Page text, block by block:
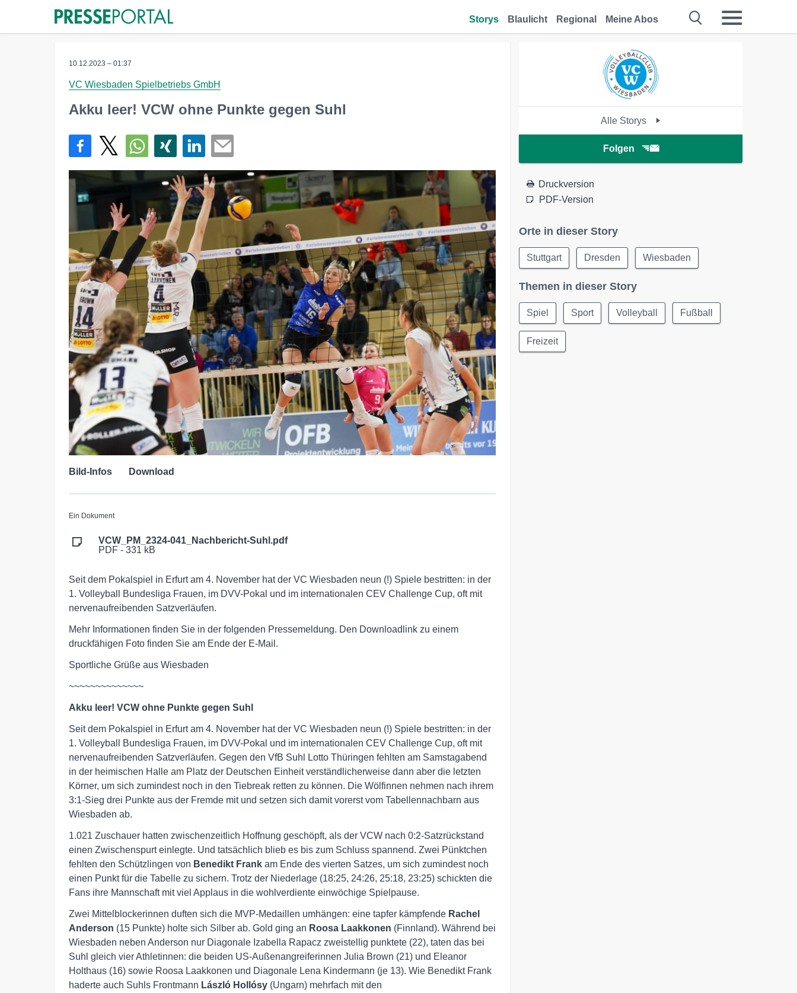
Storys Blaulicht Regional Meine Abos
10.12.2023 – 01:37
VC Wiesbaden Spielbetriebs GmbH
Akku leer! VCW ohne Punkte gegen Suhl
Bild-Infos Download
Ein Dokument
VCW_PM_2324-041_Nachbericht-Suhl.pdf
PDF - 331 kB
Seit dem Pokalspiel in Erfurt am 4. November hat der VC Wiesbaden neun (!) Spiele bestritten: in der
1. Volleyball Bundesliga Frauen, im DVV-Pokal und im internationalen CEV Challenge Cup, oft mit
nervenaufreibenden Satzverläufen.
Mehr Informationen finden Sie in der folgenden Pressemeldung. Den Downloadlink zu einem
druckfähigen Foto finden Sie am Ende der E-Mail.
Sportliche Grüße aus Wiesbaden
~~~~~~~~~~~~~~
Akku leer! VCW ohne Punkte gegen Suhl
Seit dem Pokalspiel in Erfurt am 4. November hat der VC Wiesbaden neun (!) Spiele bestritten: in der
1. Volleyball Bundesliga Frauen, im DVV-Pokal und im internationalen CEV Challenge Cup, oft mit
nervenaufreibenden Satzverläufen. Gegen den VfB Suhl Lotto Thüringen fehlten am Samstagabend
in der heimischen Halle am Platz der Deutschen Einheit verständlicherweise dann aber die letzten
Körner, um sich zumindest noch in den Tiebreak retten zu können. Die Wölfinnen nehmen nach ihrem
3:1-Sieg drei Punkte aus der Fremde mit und setzen sich damit vorerst vom Tabellennachbarn aus
Wiesbaden ab.
1.021 Zuschauer hatten zwischenzeitlich Hoffnung geschöpft, als der VCW nach 0:2-Satzrückstand
einen Zwischenspurt einlegte. Und tatsächlich blieb es bis zum Schluss spannend. Zwei Pünktchen
fehlten den Schützlingen von Benedikt Frank am Ende des vierten Satzes, um sich zumindest noch
einen Punkt für die Tabelle zu sichern. Trotz der Niederlage (18:25, 24:26, 25:18, 23:25) schickten die
Fans ihre Mannschaft mit viel Applaus in die wohlverdiente einwöchige Spielpause.
Zwei Mittelblockerinnen duften sich die MVP-Medaillen umhängen: eine tapfer kämpfende Rachel
Anderson (15 Punkte) holte sich Silber ab. Gold ging an Roosa Laakkonen (Finnland). Während bei
Wiesbaden neben Anderson nur Diagonale Izabella Rapacz zweistellig punktete (22), taten das bei
Suhl gleich vier Athletinnen: die beiden US-Außenangreiferinnen Julia Brown (21) und Eleanor
Holthaus (16) sowie Roosa Laakkonen und Diagonale Lena Kindermann (je 13). Wie Benedikt Frank
haderte auch Suhls Frontmann László Hollósy (Ungarn) mehrfach mit den
Alle Storys
Folgen
Druckversion
PDF-Version
Orte in dieser Story
Stuttgart Dresden Wiesbaden
Themen in dieser Story
Spiel Sport Volleyball Fußball
Freizeit